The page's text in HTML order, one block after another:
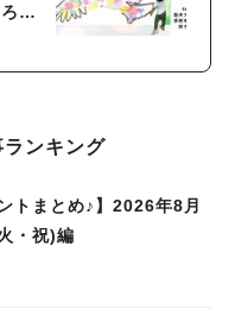
ンキング
トまとめ♪】2026年8月
・祝)編